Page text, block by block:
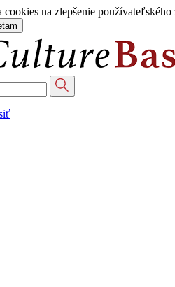
cookies na zlepšenie používateľského